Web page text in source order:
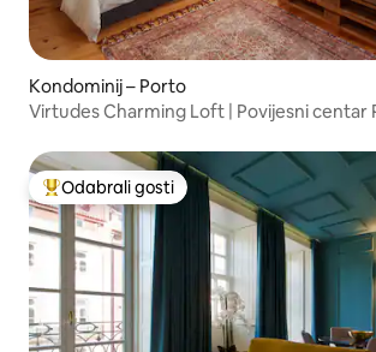
Kondominij – Porto
Virtudes Charming Loft | Povijesni centar
Među najviše rangiranima s oznakom
Odabrali gosti